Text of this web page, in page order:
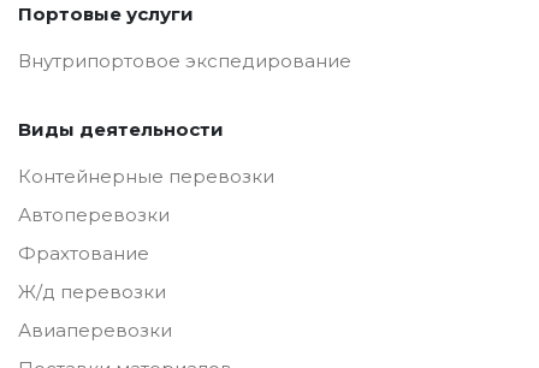
Портовые услуги
Внутрипортовое экспедирование
Виды деятельности
Контейнерные перевозки
Автоперевозки
Фрахтование
Ж/д перевозки
Авиаперевозки